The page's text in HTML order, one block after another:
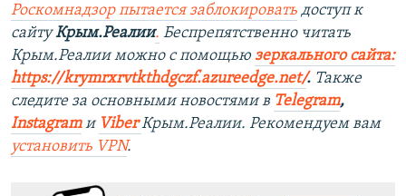
Роскомнадзор пытается заблокировать доступ к
сайтуКрым.Реалии. Беспрепятственно читать
Крым.Реалии можно с помощью зеркального сайта:
https://krymrxrvtkthdgczf.azureedge.net/. ​ Также
следите за основными новостями в Telegram,
Instagram и ViberКрым.Реалии. Рекомендуем вам
установить VPN.